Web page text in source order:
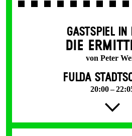
GASTSPIEL IN
DIE
von Peter
FULDA
20:00 –